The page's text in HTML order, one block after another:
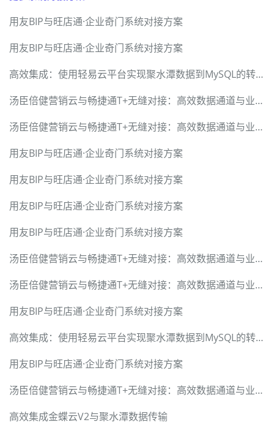
用友BIP与旺店通·企业奇门系统对接方案
用友BIP与旺店通·企业奇门系统对接方案
高效集成：使用轻易云平台实现聚水潭数据到MySQL的转换
汤臣倍健营销云与畅捷通T+无缝对接：高效数据通道与业务价值升级
汤臣倍健营销云与畅捷通T+无缝对接：高效数据通道与业务价值升级
用友BIP与旺店通·企业奇门系统对接方案
用友BIP与旺店通·企业奇门系统对接方案
用友BIP与旺店通·企业奇门系统对接方案
用友BIP与旺店通·企业奇门系统对接方案
汤臣倍健营销云与畅捷通T+无缝对接：高效数据通道与业务价值升级
汤臣倍健营销云与畅捷通T+无缝对接：高效数据通道与业务价值升级
用友BIP与旺店通·企业奇门系统对接方案
高效集成：使用轻易云平台实现聚水潭数据到MySQL的转换
用友BIP与旺店通·企业奇门系统对接方案
汤臣倍健营销云与畅捷通T+无缝对接：高效数据通道与业务价值升级
高效集成金蝶云V2与聚水潭数据传输